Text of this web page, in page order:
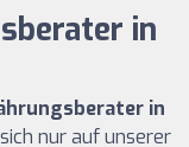
in
in
nur auf unserer